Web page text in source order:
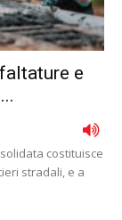
e
costituisce
stradali, e a